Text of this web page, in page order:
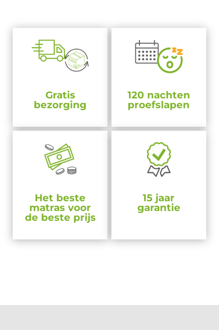
Gratis
bezorging
120 nachten
proefslapen
Het beste
matras voor
de beste prijs
15 jaar
garantie